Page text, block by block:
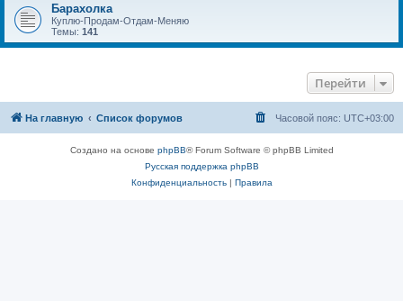
Барахолка
Куплю-Продам-Отдам-Меняю
Темы: 141
Перейти
На главную Список форумов Часовой пояс: UTC+03:00
Создано на основе phpBB® Forum Software © phpBB Limited
Русская поддержка phpBB
Конфиденциальность| Правила